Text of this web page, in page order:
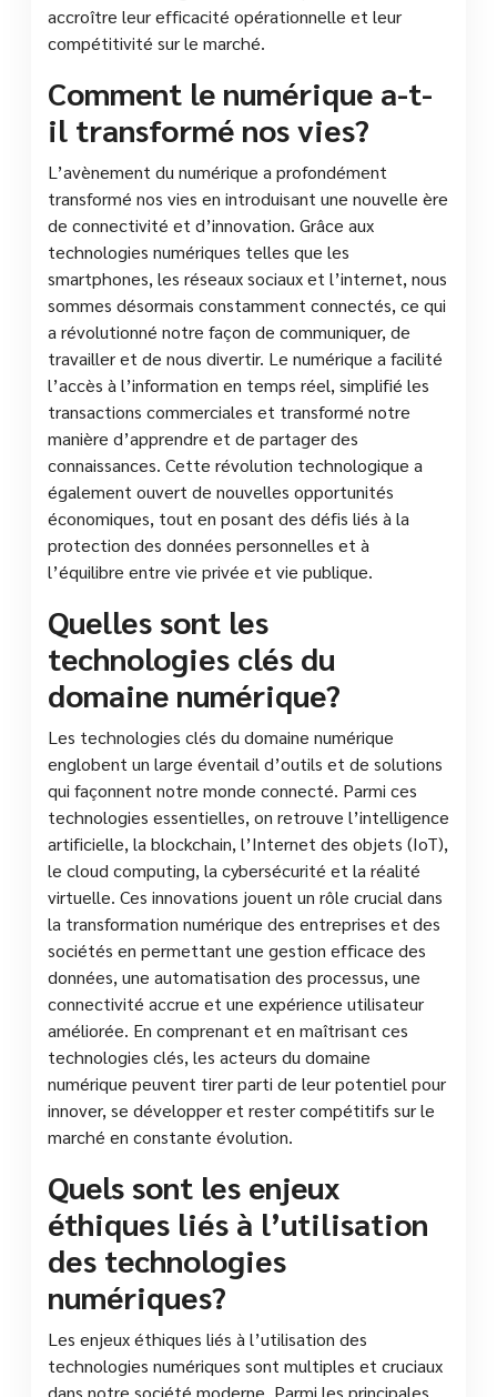
accroître leur efficacité opérationnelle et leur
compétitivité sur le marché.
Comment le numérique a-t-
il transformé nos vies?
L’avènement du numérique a profondément
transformé nos vies en introduisant une nouvelle ère
de connectivité et d’innovation. Grâce aux
technologies numériques telles que les
smartphones, les réseaux sociaux et l’internet, nous
sommes désormais constamment connectés, ce qui
a révolutionné notre façon de communiquer, de
travailler et de nous divertir. Le numérique a facilité
l’accès à l’information en temps réel, simplifié les
transactions commerciales et transformé notre
manière d’apprendre et de partager des
connaissances. Cette révolution technologique a
également ouvert de nouvelles opportunités
économiques, tout en posant des défis liés à la
protection des données personnelles et à
l’équilibre entre vie privée et vie publique.
Quelles sont les
technologies clés du
domaine numérique?
Les technologies clés du domaine numérique
englobent un large éventail d’outils et de solutions
qui façonnent notre monde connecté. Parmi ces
technologies essentielles, on retrouve l’intelligence
artificielle, la blockchain, l’Internet des objets (IoT),
le cloud computing, la cybersécurité et la réalité
virtuelle. Ces innovations jouent un rôle crucial dans
la transformation numérique des entreprises et des
sociétés en permettant une gestion efficace des
données, une automatisation des processus, une
connectivité accrue et une expérience utilisateur
améliorée. En comprenant et en maîtrisant ces
technologies clés, les acteurs du domaine
numérique peuvent tirer parti de leur potentiel pour
innover, se développer et rester compétitifs sur le
marché en constante évolution.
Quels sont les enjeux
éthiques liés à l’utilisation
des technologies
numériques?
Les enjeux éthiques liés à l’utilisation des
technologies numériques sont multiples et cruciaux
dans notre société moderne. Parmi les principales